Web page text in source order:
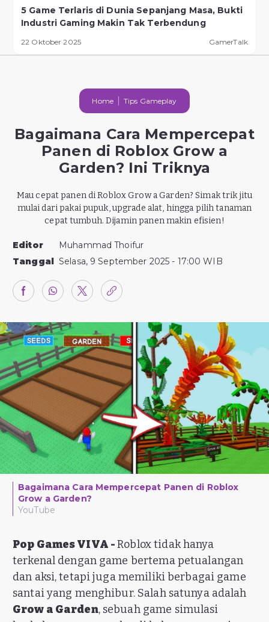
5 Game Terlaris di Dunia Sepanjang Masa, Bukti
Industri Gaming Makin Tak Terbendung
22 Oktober 2025 GamerTalk
Home Tips Gameplay
Bagaimana Cara Mempercepat
Panen di Roblox Grow a
Garden? Ini Triknya
Mau cepat panen di Roblox Grow a Garden? Simak trik jitu
mulai dari pakai pupuk, upgrade alat, hingga pilih tanaman
cepat tumbuh. Dijamin panen makin efisien!
Editor
Muhammad Thoifur
Tanggal Selasa, 9 September 2025 - 17:00 WIB
Bagaimana Cara Mempercepat Panen di Roblox
Grow a Garden?
YouTube
Pop Games VIVA -Roblox tidak hanya
terkenal dengan game bertema petualangan
dan aksi, tetapi juga memiliki berbagai game
santai yang menghibur. Salah satunya adalah
Grow a Garden, sebuah game simulasi